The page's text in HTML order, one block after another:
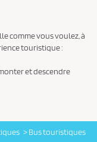
comme vous voulez, à
touristique :
et descendre
Bus touristiques